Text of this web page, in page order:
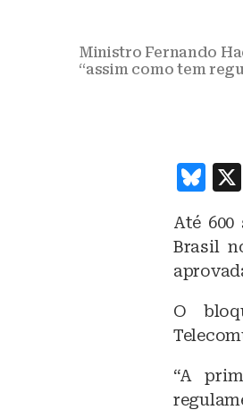
Ministro Fernando
“assim como tem
B
e
s
y
Até
Brasil
O
“A